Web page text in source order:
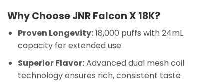
Why Choose JNR Falcon X 18K?
Proven Longevity:18,000 puffs with 24mL
capacity for extended use
Superior Flavor:Advanced dual mesh coil
technology ensures rich, consistent taste